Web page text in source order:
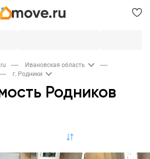
Ивановская область
г. Родники
Родников